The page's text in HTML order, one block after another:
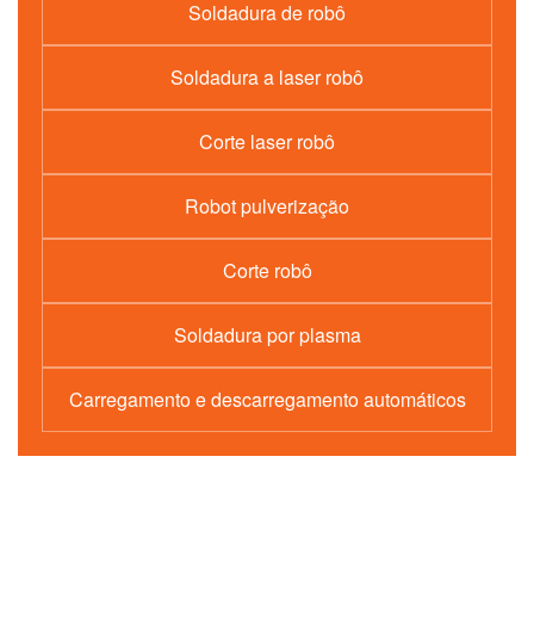
Soldadura de robô
Soldadura a laser robô
Corte laser robô
Robot pulverização
Corte robô
Soldadura por plasma
Carregamento e descarregamento automáticos